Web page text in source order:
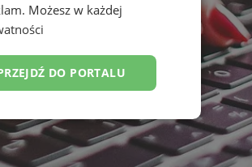
. Możesz w każdej
DO PORTALU
Niesklasyfikowane